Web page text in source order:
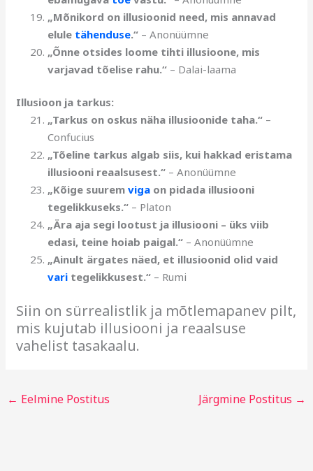
„Mõnikord on illusioonid need, mis annavad
elule tähenduse.“ – Anonüümne
„Õnne otsides loome tihti illusioone, mis
varjavad tõelise rahu.“ – Dalai-laama
Illusioon ja tarkus:
„Tarkus on oskus näha illusioonide taha.“ –
Confucius
„Tõeline tarkus algab siis, kui hakkad eristama
illusiooni reaalsusest.“ – Anonüümne
„Kõige suuremviga on pidada illusiooni
tegelikkuseks.“ – Platon
„Ära aja segi lootust ja illusiooni – üks viib
edasi, teine hoiab paigal.“ – Anonüümne
„Ainult ärgates näed, et illusioonid olid vaid
vari tegelikkusest.“ – Rumi
Siin on sürrealistlik ja mõtlemapanev pilt,
mis kujutab illusiooni ja reaalsuse
vahelist tasakaalu.
← Eelmine Postitus Järgmine Postitus →